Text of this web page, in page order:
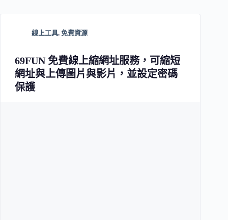
線上工具, 免費資源
69FUN 免費線上縮網址服務，可縮短
網址與上傳圖片與影片，並設定密碼
保護